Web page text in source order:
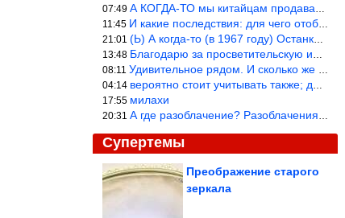
07:49 А КОГДА-ТО мы китайцам продавали фуфайки.
11:45 И какие последствия: для чего отобрали? или просто похвастались.
21:01 (Ь) А когда-то (в 1967 году) Останкинская телебашня была самым в
13:48 Благодарю за просветительскую информацию.
08:11 Удивительное рядом. И сколько же ещё открытий готовит Просвещень
04:14 вероятно стоит учитывать также; длительность сна сгущает кровото
17:55 милахи
20:31 А где разоблачение? Разоблачения нет — значит придётся принять к
Супертемы
Все приколы Августа
Преображение старого
зеркала